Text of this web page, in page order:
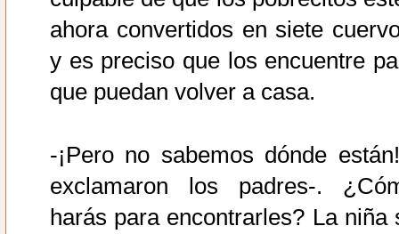
ahora convertidos en siete
y es preciso que los encuentre
que puedan volver a casa.
-¡Pero no sabemos dónde
exclamaron los padres-.
harás para encontrarles? La niña